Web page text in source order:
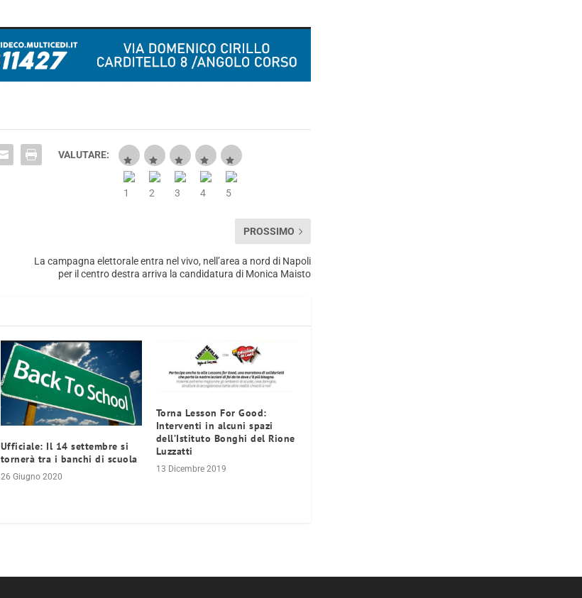
VALUTARE:
PROSSIMO
La campagna elettorale entra nel vivo, nell’area a nord di Napoli
per il centro destra arriva la candidatura di Monica Maisto
Ufficiale: Il 14 settembre si
tornerà tra i banchi di scuola
26 Giugno 2020
Torna Lesson For Good:
Interventi in alcuni spazi
dell’Istituto Bonghi del Rione
Luzzatti
13 Dicembre 2019